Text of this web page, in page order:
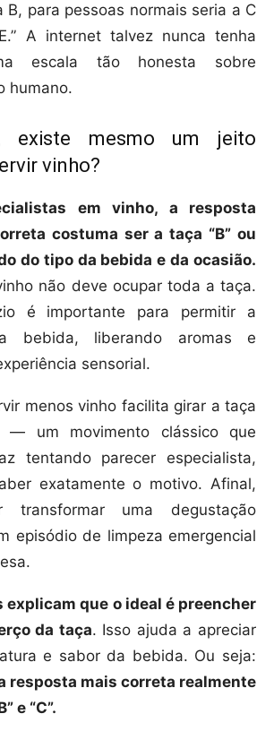
B, para pessoas normais seria a C
A internet talvez nunca tenha
escala tão honesta sobre
humano.
existe mesmo um jeito
vinho?
em vinho, a resposta
costuma ser a taça “B” ou
do tipo da bebida e da ocasião.
não deve ocupar toda a taça.
é importante para permitir a
bebida, liberando aromas e
sensorial.
menos vinho facilita girar a taça
— um movimento clássico que
tentando parecer especialista,
exatamente o motivo. Afinal,
transformar uma degustação
episódio de limpeza emergencial
explicam que o ideal é preencher
da taça. Isso ajuda a apreciar
e sabor da bebida. Ou seja:
resposta mais correta realmente
e “C”.